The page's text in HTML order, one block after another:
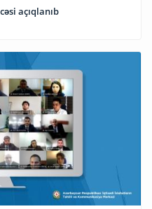
açıqlanıb